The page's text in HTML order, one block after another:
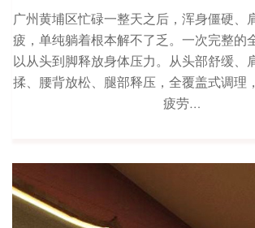
广州黄埔区忙碌一整天之后，浑身僵硬、
疲，单纯躺着根本解不了乏。一次完整的
以从头到脚释放身体压力。从头部舒缓、
揉、腰背放松、腿部释压，全覆盖式调理
疲劳…